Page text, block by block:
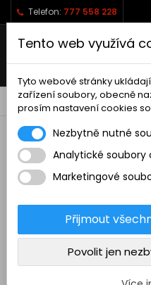
Telefon: 777 558 228
 
RC AUTA
Sestavená auta elektro
Stavebnice aut elektro
Auta na spalovací motor
Náhradní díly
Tento web využívá
Tyto webové stránky
zařízení soubory, obecně
prosím nastavení cookies
Nezbytně nutné
Analytické soubory
Marketingové
Přijmout
Povolit jen